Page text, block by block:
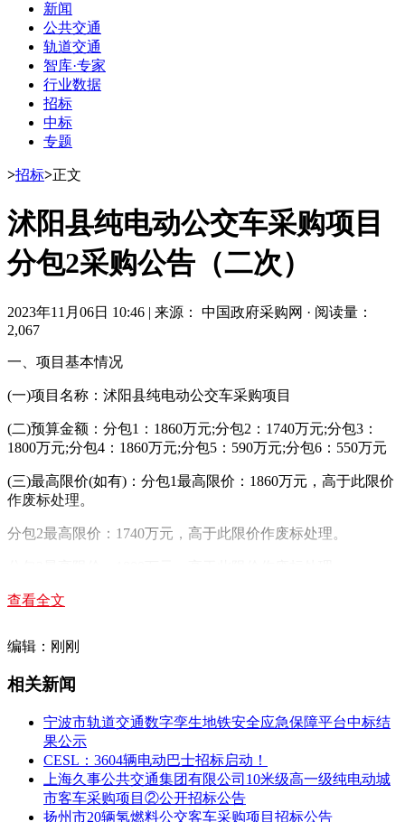
新闻
公共交通
轨道交通
智库·专家
行业数据
招标
中标
专题
>招标>正文
沭阳县纯电动公交车采购项目
分包2采购公告（二次）
2023年11月06日 10:46 | 来源： 中国政府采购网 · 阅读量：
2,067
一、项目基本情况
(一)项目名称：沭阳县纯电动公交车采购项目
(二)预算金额：分包1：1860万元;分包2：1740万元;分包3：
1800万元;分包4：1860万元;分包5：590万元;分包6：550万元
(三)最高限价(如有)：分包1最高限价：1860万元，高于此限价
作废标处理。
分包2最高限价：1740万元，高于此限价作废标处理。
分包4最高限价：1860万元，高于此限价作废标处理。
纯电动公交车，用于更新老旧车辆，项目分为六个包，即：
包:1：8.5米级纯电动公交车(铝车身) ，数量：20辆;(一级踏步)
包2：8.5米级纯电动公交车 (钢车身)，数量：20辆;(一级踏步)
查看全文
编辑：刚刚
相关新闻
宁波市轨道交通数字孪生地铁安全应急保障平台中标结
果公示
CESL：3604辆电动巴士招标启动！
上海久事公共交通集团有限公司10米级高一级纯电动城
市客车采购项目②公开招标公告
扬州市20辆氢燃料公交客车采购项目招标公告